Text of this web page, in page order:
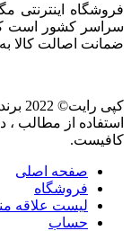
فروشگاه اینترنتی
سراسر کشور است که
ضمانت اصالت کالا
کپی
استفاده از مطالب
کافیست.
صفحه اصلی
فروشگاه
لیست علاقه
حساب